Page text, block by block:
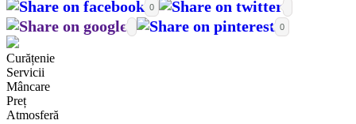
0
0
Curățenie
Servicii
Mâncare
Preț
Atmosferă